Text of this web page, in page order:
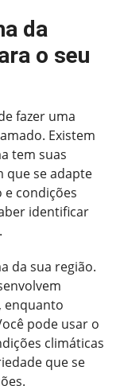
da
o seu
fazer uma
Existem
tem suas
que se adapte
condições
identificar
da sua região.
enquanto
pode usar o
climáticas
que se